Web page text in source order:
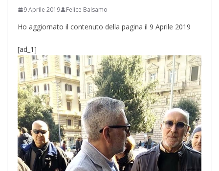
9 Aprile 2019 Felice Balsamo
Ho aggiornato il contenuto della pagina il 9 Aprile 2019
[ad_1]